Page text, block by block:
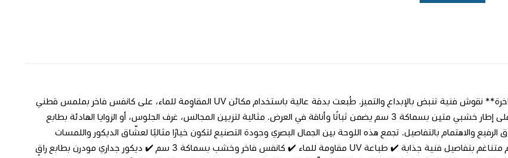
**لوحة جدارية فاخرة** نقوش فنية تنبض بالإبداع والتميز. طُبعت بدقة عالية باستخدام مكائن UV المقاوِمة للماء، على كانفس فاخر بملمس قطني
طبيعي، ومثبتة على إطار خشبي متين بسماكة 3 سم يضمن ثباتًا وأناقة في العرض. مثالية لتزيين المجالس، غرف الجلوس، أو الزوايا الهادئة بطابع
الرفيع والاهتمام بالتفاصيل. تجمع هذه اللوحة بين الجمال البصري وجودة التصنيع لتكون خيارًا مثاليًا لعشّاق الديكور واللمسات
المميزة. ✔️ تصميم متناغم بتفاصيل فنية جذابة ✔️ طباعة UV مقاومة للماء ✔️ كانفس فاخر وخشب بسماكة 3 سم ✔️ ديكور جداري مودرن بطابع راقٍ